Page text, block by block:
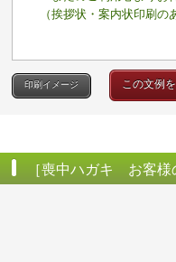
（挨拶状・案内状印刷の
印刷イメージ この文例
［喪中ハガキ お客様